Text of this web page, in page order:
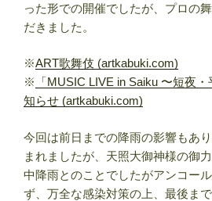
った形での開催でしたが、プロの
だきました。
※ART歌舞伎 (artkabuki.com)
※
「MUSIC LIVE in Saiku 〜短夜
知らせ (artkabuki.com)
今回は前日までの降雨の影響もあ
まれましたが、天照大御神様の御
中降雨とのことでしたがアンコー
ず、万全な感染対策の上、最後ま